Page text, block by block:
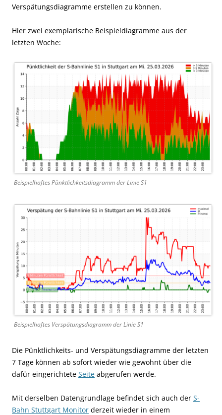
Verspätungsdiagramme erstellen zu können.
Hier zwei exemplarische Beispieldiagramme aus der
letzten Woche:
Beispielhaftes Pünktlichkeitsdiagramm der Linie S1
Beispielhaftes Verspätungsdiagramm der Linie S1
Die Pünktlichkeits- und Verspätungsdiagramme der letzten
7 Tage können ab sofort wieder wie gewohnt über die
dafür eingerichtete Seite abgerufen werde.
Mit derselben Datengrundlage befindet sich auch der S-
Bahn Stuttgart Monitor derzeit wieder in einem